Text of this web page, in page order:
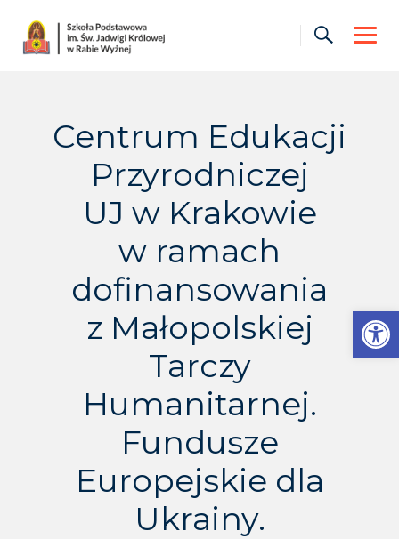
Otwórz pasek narzędzi
content
Centrum Edukacji
Przyrodniczej
UJ w Krakowie
w ramach
dofinansowania
z Małopolskiej
Tarczy
Humanitarnej.
Fundusze
Europejskie dla
Ukrainy.